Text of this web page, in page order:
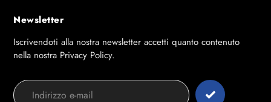
Newsletter
Iscrivendoti alla nostra newsletter accetti quanto contenuto
nella nostra Privacy Policy.